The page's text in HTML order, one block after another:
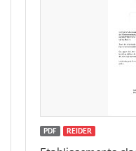
PDF REIDER